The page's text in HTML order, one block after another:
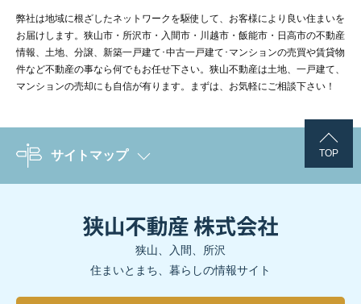
弊社は地域に根ざしたネットワークを駆使して、お客様により良い住まいを
お届けします。狭山市・所沢市・入間市・川越市・飯能市・日高市の不動産
情報、土地、分譲、新築一戸建て･中古一戸建て･マンションの売買や賃貸物
件など不動産の事なら何でもお任せ下さい。狭山不動産は土地、一戸建て、
マンションの売却にも自信が有ります。まずは、お気軽にご相談下さい！
TOP
サイトマップ
狭山、入間、所沢
住まいとまち、暮らしの情報サイト